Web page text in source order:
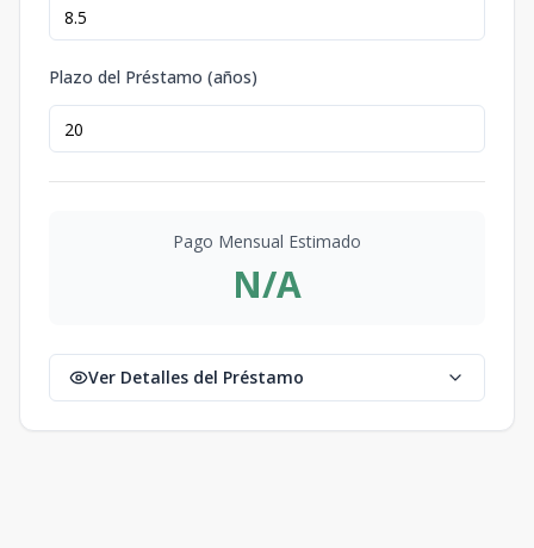
Plazo del Préstamo (años)
Pago Mensual Estimado
N/A
Ver Detalles del Préstamo